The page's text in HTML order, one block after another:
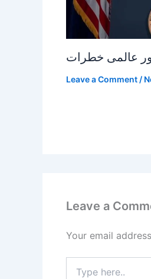
عالمی خطرات
Leave a Comment /
Leave a
Your email
here..